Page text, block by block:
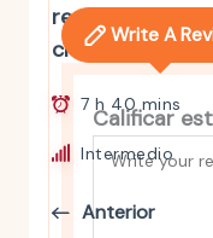
receta paso a
cremosa y fácil
7 h 40 mins
Intermedio
Anterior
Write A
Calificar